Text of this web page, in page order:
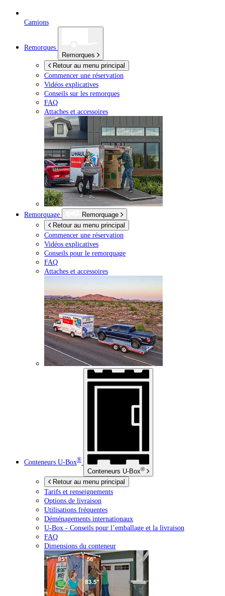
Camions
Remorques
Remorques
Retour au menu principal
Commencer une réservation
Vidéos explicatives
Conseils sur les remorques
FAQ
Attaches et accessoires
Remorquage
Remorquage
Retour au menu principal
Commencer une réservation
Vidéos explicatives
Conseils pour le remorquage
FAQ
Attaches et accessoires
Conteneurs U-Box®
Conteneurs U-Box®
Retour au menu principal
Tarifs et renseignements
Options de livraison
Utilisations fréquentes
Déménagements internationaux
U-Box - Conseils pour l’emballage et la livraison
FAQ
Dimensions du conteneur